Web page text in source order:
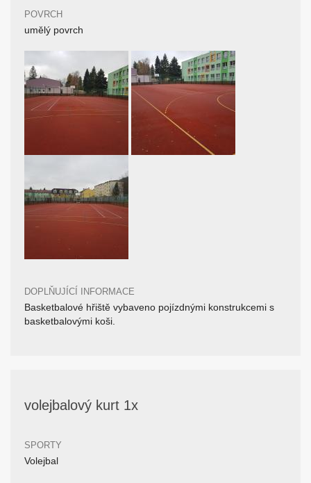
POVRCH
umělý povrch
DOPLŇUJÍCÍ INFORMACE
Basketbalové hřiště vybaveno pojízdnými konstrukcemi s
basketbalovými koši.
volejbalový kurt 1x
SPORTY
Volejbal